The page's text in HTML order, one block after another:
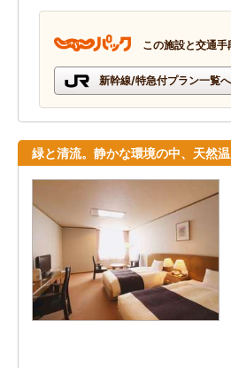
この施設と交通
新幹線/特急付プラン一覧へ
緑と清流。静かな環境の中、天然